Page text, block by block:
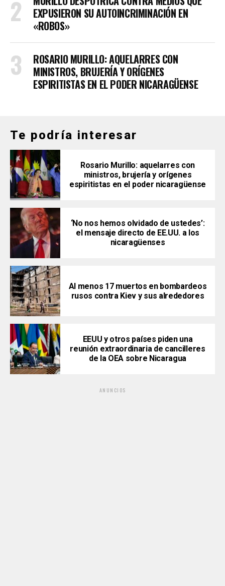
EXPUSIERON SU AUTOINCRIMINACIÓN EN
«ROBOS»
ROSARIO MURILLO: AQUELARRES CON
MINISTROS, BRUJERÍA Y ORÍGENES
ESPIRITISTAS EN EL PODER NICARAGÜENSE
Te podría interesar
Rosario Murillo: aquelarres con
ministros, brujería y orígenes
espiritistas en el poder nicaragüense
‘No nos hemos olvidado de ustedes’:
el mensaje directo de EE.UU. a los
nicaragüenses
Al menos 17 muertos en bombardeos
rusos contra Kiev y sus alrededores
EEUU y otros países piden una
reunión extraordinaria de cancilleres
de la OEA sobre Nicaragua
ANUNCIOS